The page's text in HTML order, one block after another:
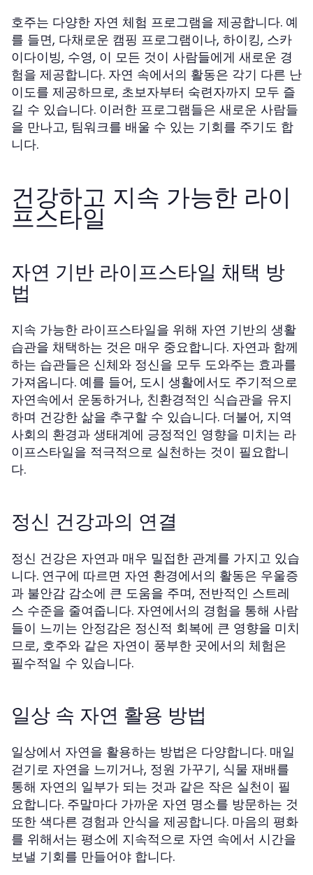
호주는 다양한 자연 체험 프로그램을 제공합니다. 예
를 들면, 다채로운 캠핑 프로그램이나, 하이킹, 스카
이다이빙, 수영, 이 모든 것이 사람들에게 새로운 경
험을 제공합니다. 자연 속에서의 활동은 각기 다른 난
이도를 제공하므로, 초보자부터 숙련자까지 모두 즐
길 수 있습니다. 이러한 프로그램들은 새로운 사람들
을 만나고, 팀워크를 배울 수 있는 기회를 주기도 합
니다.
건강하고 지속 가능한 라이
프스타일
자연 기반 라이프스타일 채택 방
법
지속 가능한 라이프스타일을 위해 자연 기반의 생활
습관을 채택하는 것은 매우 중요합니다. 자연과 함께
하는 습관들은 신체와 정신을 모두 도와주는 효과를
가져옵니다. 예를 들어, 도시 생활에서도 주기적으로
자연속에서 운동하거나, 친환경적인 식습관을 유지
하며 건강한 삶을 추구할 수 있습니다. 더불어, 지역
사회의 환경과 생태계에 긍정적인 영향을 미치는 라
이프스타일을 적극적으로 실천하는 것이 필요합니
다.
정신 건강과의 연결
정신 건강은 자연과 매우 밀접한 관계를 가지고 있습
니다. 연구에 따르면 자연 환경에서의 활동은 우울증
과 불안감 감소에 큰 도움을 주며, 전반적인 스트레
스 수준을 줄여줍니다. 자연에서의 경험을 통해 사람
들이 느끼는 안정감은 정신적 회복에 큰 영향을 미치
므로, 호주와 같은 자연이 풍부한 곳에서의 체험은
필수적일 수 있습니다.
일상 속 자연 활용 방법
일상에서 자연을 활용하는 방법은 다양합니다. 매일
걷기로 자연을 느끼거나, 정원 가꾸기, 식물 재배를
통해 자연의 일부가 되는 것과 같은 작은 실천이 필
요합니다. 주말마다 가까운 자연 명소를 방문하는 것
또한 색다른 경험과 안식을 제공합니다. 마음의 평화
를 위해서는 평소에 지속적으로 자연 속에서 시간을
보낼 기회를 만들어야 합니다.